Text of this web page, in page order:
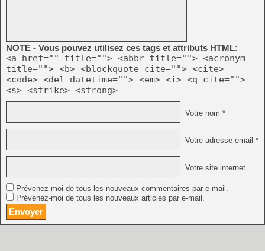
NOTE - Vous pouvez utilisez ces tags et attributs HTML:
<a href="" title=""> <abbr title=""> <acronym
title=""> <b> <blockquote cite=""> <cite>
<code> <del datetime=""> <em> <i> <q cite="">
<s> <strike> <strong>
Votre nom *
Votre adresse email *
Votre site internet
Prévenez-moi de tous les nouveaux commentaires par e-mail.
Prévenez-moi de tous les nouveaux articles par e-mail.